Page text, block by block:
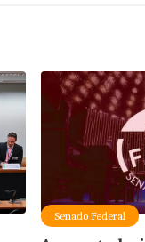
Senado Federal